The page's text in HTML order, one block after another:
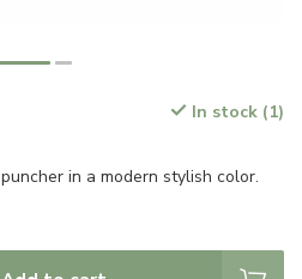
In stock (1)
in a modern stylish color.